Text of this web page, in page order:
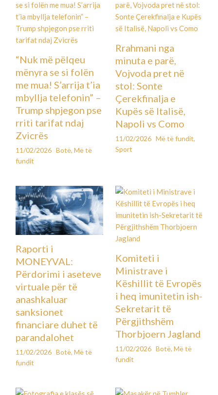
“Nuk më pëlqeu
mënyra se si folën
me mua! S’arrija t’ia
mbyllja telefonin” –
Trump shpjegon pse
rriti tarifat ndaj
Zvicrës
11/02/2026 Botë,Më të
fundit
Rrahmani nga
minuta e parë,
Vojvoda pret në
stol: Sonte
Çerekfinalja e
Kupës së Italisë,
Napoli vs Como
11/02/2026 Më të fundit,
Sport
Raporti i
MONEYVAL:
Përdorimi i aseteve
virtuale për të
anashkaluar
sanksionet
financiare duhet të
parandalohet
11/02/2026 Botë,Më të
fundit
Komiteti i
Ministrave i
Këshillit të Evropës
i heq imunitetin ish-
Sekretarit të
Përgjithshëm
Thorbjoern Jagland
11/02/2026 Botë, Më të
fundit